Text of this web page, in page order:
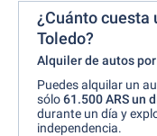
¿Cuánto cuesta
Toledo?
Alquiler de autos
Puedes alquilar un
sólo61.500 ARS un
durante un día y
independencia.